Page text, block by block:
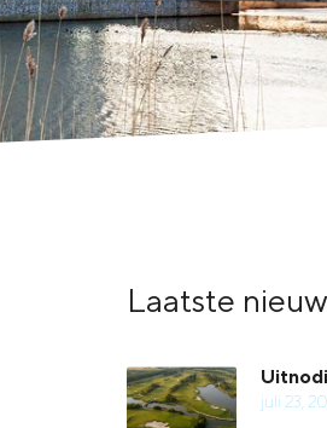
Laatste
juli 23,